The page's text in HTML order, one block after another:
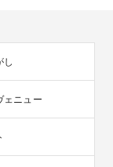
し
ェニュー